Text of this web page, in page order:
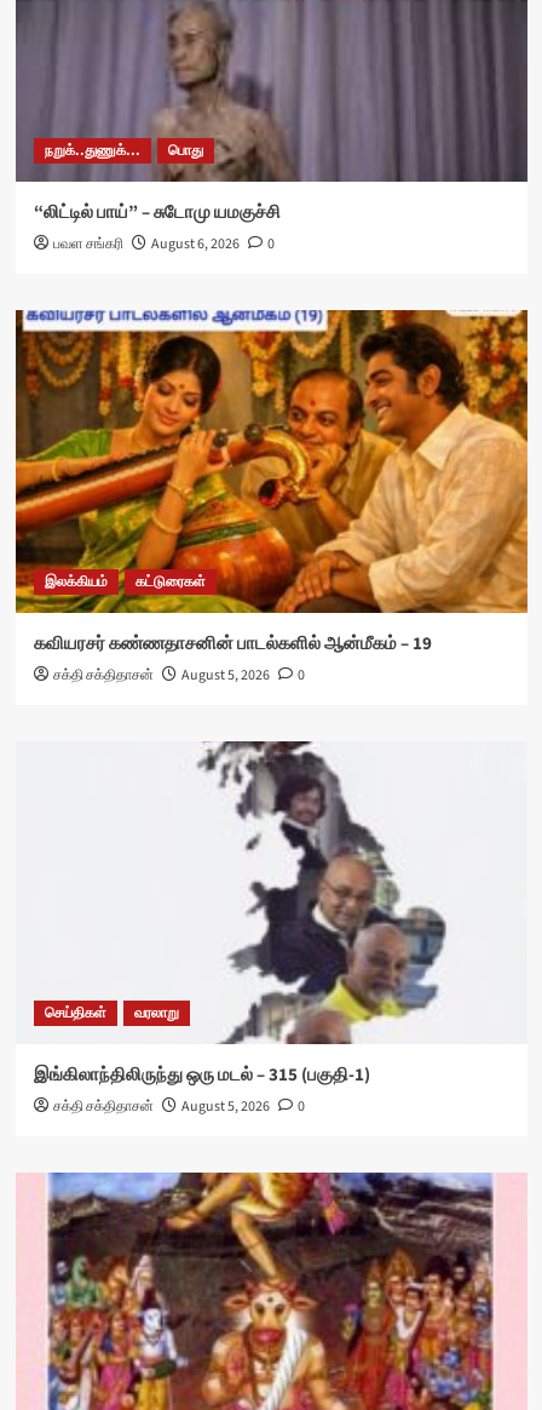
நறுக்..துணுக்... பொது
“லிட்டில் பாய்” – சுடோமு யமகுச்சி
பவள சங்கரி August 6, 2026 0
இலக்கியம் கட்டுரைகள்
கவியரசர் கண்ணதாசனின் பாடல்களில் ஆன்மீகம் – 19
சக்தி சக்திதாசன் August 5, 2026 0
செய்திகள் வரலாறு
இங்கிலாந்திலிருந்து ஒரு மடல் – 315 (பகுதி-1)
சக்தி சக்திதாசன் August 5, 2026 0